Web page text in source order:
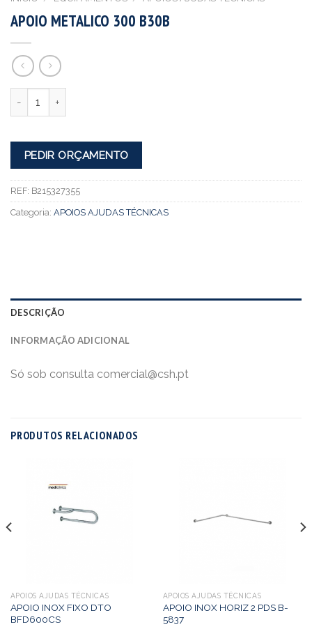
APOIO METALICO 300 B30B
PEDIR ORÇAMENTO
REF: B215327355
Categoria: APOIOS AJUDAS TÉCNICAS
DESCRIÇÃO
INFORMAÇÃO ADICIONAL
Só sob consulta comercial@csh.pt
PRODUTOS RELACIONADOS
APOIOS AJUDAS TÉCNICAS
APOIO INOX FIXO DTO
BFD600CS
APOIOS AJUDAS TÉCNICAS
APOIO INOX HORIZ 2 PDS B-
5837